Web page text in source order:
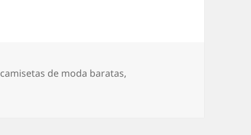
camisetas de moda baratas,